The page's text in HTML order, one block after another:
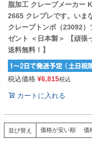
脂加工 クレープメーカー
2665 クレプレです。いま
クレープトンボ（23092）
ゼント ＜日本製＞ 【頑張
送料無料！】
税込価格 ¥6,815税込
カートに入れる
並び替え 価格が安い順 価